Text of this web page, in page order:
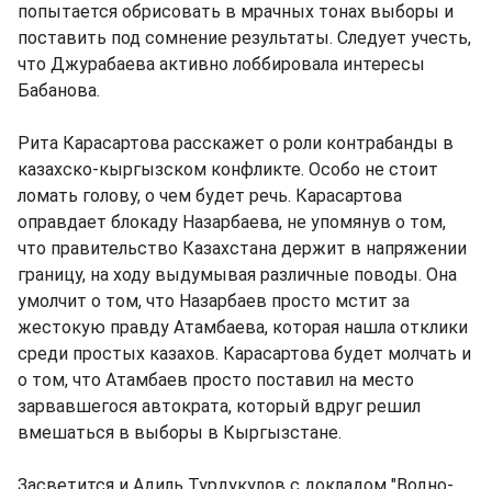
попытается обрисовать в мрачных тонах выборы и
поставить под сомнение результаты. Следует учесть,
что Джурабаева активно лоббировала интересы
Бабанова.
Рита Карасартова расскажет о роли контрабанды в
казахско-кыргызском конфликте. Особо не стоит
ломать голову, о чем будет речь. Карасартова
оправдает блокаду Назарбаева, не упомянув о том,
что правительство Казахстана держит в напряжении
границу, на ходу выдумывая различные поводы. Она
умолчит о том, что Назарбаев просто мстит за
жестокую правду Атамбаева, которая нашла отклики
среди простых казахов. Карасартова будет молчать и
о том, что Атамбаев просто поставил на место
зарвавшегося автократа, который вдруг решил
вмешаться в выборы в Кыргызстане.